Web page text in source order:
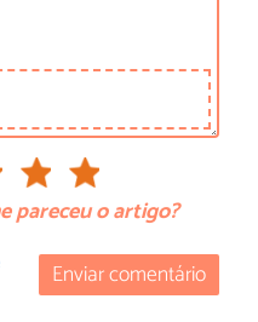
pareceu o artigo?
Enviar comentário